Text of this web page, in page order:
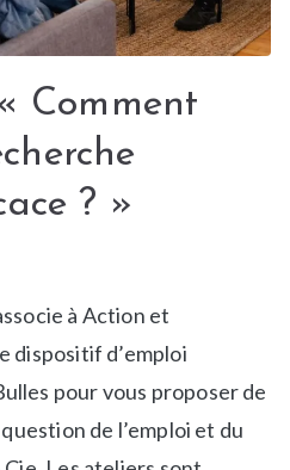
Comment
? »
à Action et
dispositif d’emploi
pour vous proposer de
de l’emploi et du